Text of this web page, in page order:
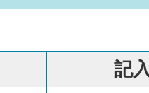
記